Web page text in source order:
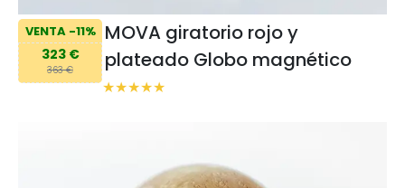
VENTA -11%
323 €
363 €
MOVA giratorio rojo y
plateado Globo magnético